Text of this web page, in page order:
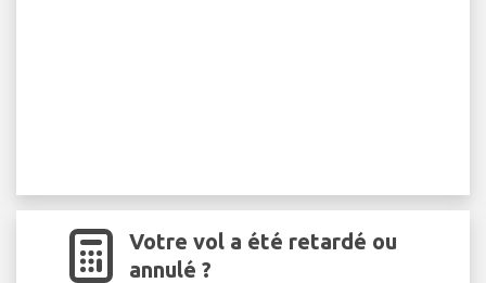
Votre vol a été retardé ou
annulé ?